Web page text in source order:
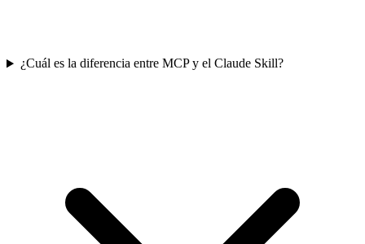
¿Cuál es la diferencia entre MCP y el Claude Skill?